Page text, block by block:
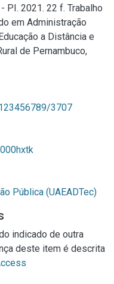
PI. 2021. 22 f. Trabalho
em Administração
a Distância e
de Pernambuco,
3707
Pública (UAEADTec)
indicado de outra
deste item é descrita